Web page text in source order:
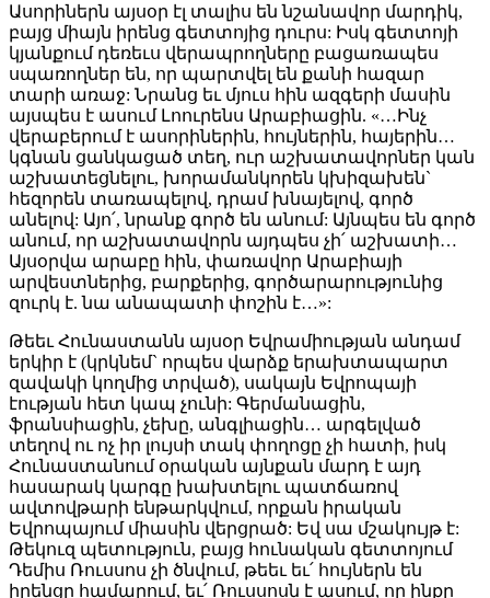
Ասորիներն այսօր էլ տալիս են նշանավոր մարդիկ,
բայց միայն իրենց գետտոյից դուրս: Իսկ գետտոյի
կյանքում դեռեւս վերապրողները բացառապես
սպառողներ են, որ պարտվել են քանի հազար
տարի առաջ: Նրանց եւ մյուս հին ազգերի մասին
այսպես է ասում Լոուրենս Արաբիացին. «…Ինչ
վերաբերում է ասորիներին, հույներին, հայերին…
կգնան ցանկացած տեղ, ուր աշխատավորներ կան
աշխատեցնելու, խորամանկորեն կխիզախեն`
հեզորեն տառապելով, դրամ խնայելով, գործ
անելով: Այո՛, նրանք գործ են անում: Այնպես են գործ
անում, որ աշխատավորն այդպես չի՛ աշխատի…
Այսօրվա արաբը հին, փառավոր Արաբիայի
արվեստներից, բարքերից, գործարարությունից
զուրկ է. նա անապատի փոշին է…»:
Թեեւ Հունաստանն այսօր Եվրամիության անդամ
երկիր է (կրկնեմ` որպես վարձք երախտապարտ
զավակի կողմից տրված), սակայն Եվրոպայի
էության հետ կապ չունի: Գերմանացին,
ֆրանսիացին, չեխը, անգլիացին… արգելված
տեղով ու ոչ իր լույսի տակ փողոցը չի հատի, իսկ
Հունաստանում օրական այնքան մարդ է այդ
հասարակ կարգը խախտելու պատճառով
ավտովթարի ենթարկվում, որքան իրական
Եվրոպայում միասին վերցրած: Եվ սա մշակույթ է:
Թեկուզ պետություն, բայց հունական գետտոյում
Դեմիս Ռուսսոս չի ծնվում, թեեւ եւ՛ հույներն են
իրենցը համարում, եւ՛ Ռուսսոսն է ասում, որ ինքը